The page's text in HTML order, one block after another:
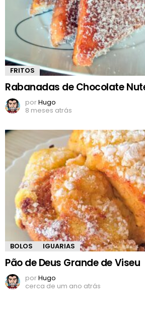
FRITOS
Rabanadas de Chocolate
porHugo
8 meses atrás
BOLOS IGUARIAS
Pão de Deus Grande de Viseu
porHugo
cerca de um ano atrás